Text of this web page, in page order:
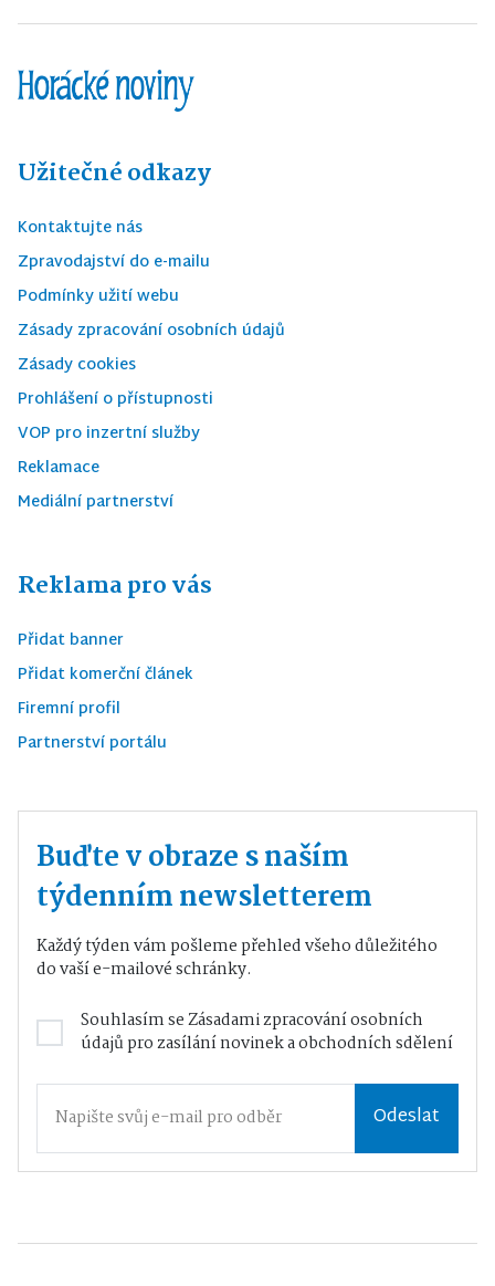
Užitečné odkazy
Kontaktujte nás
Zpravodajství do e-mailu
Podmínky užití webu
Zásady zpracování osobních údajů
Zásady cookies
Prohlášení o přístupnosti
VOP pro inzertní služby
Reklamace
Mediální partnerství
Reklama pro vás
Přidat banner
Přidat komerční článek
Firemní profil
Partnerství portálu
Buďte v obraze s naším
týdenním newsletterem
Každý týden vám pošleme přehled všeho důležitého
do vaší e-mailové schránky.
Souhlasím seZásadami zpracování osobních
údajůpro zasílání novinek a obchodních sdělení
Odeslat